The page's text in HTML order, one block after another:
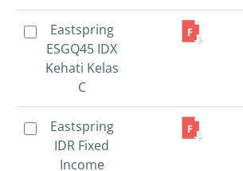
Eastspring
ESGQ45 IDX
Kehati Kelas
Eastspring
IDR Fixed
Income
Eastspring
ESGQ45 IDX
Kehati Kelas
C
Eastspring
IDR Fixed
Income